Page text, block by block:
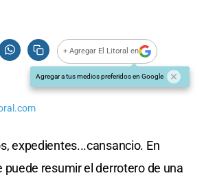
+ Agregar El Litoral en
Agregar a tus medios preferidos en Google
expedientes...cansancio. En
puede resumir el derrotero de una